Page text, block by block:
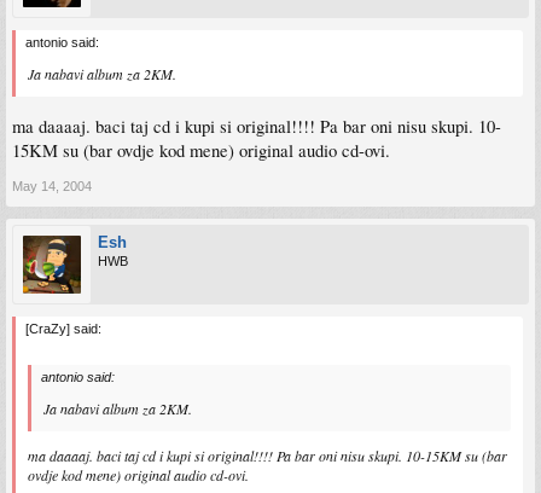
antonio said:
Ja nabavi album za 2KM.
ma daaaaj. baci taj cd i kupi si original!!!! Pa bar oni nisu skupi. 10-
15KM su (bar ovdje kod mene) original audio cd-ovi.
May 14, 2004
Esh
HWB
[CraZy] said:
antonio said:
Ja nabavi album za 2KM.
ma daaaaj. baci taj cd i kupi si original!!!! Pa bar oni nisu skupi. 10-15KM su (bar
ovdje kod mene) original audio cd-ovi.